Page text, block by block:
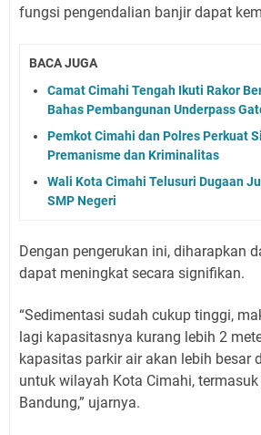
fungsi pengendalian banjir dapat
BACA JUGA
Camat Cimahi Tengah Ikuti Rakor
Bahas Pembangunan Underpass
Pemkot Cimahi dan Polres Perkuat
Premanisme dan Kriminalitas
Wali Kota Cimahi Telusuri Dugaan
SMP Negeri
Dengan pengerukan ini, diharapkan
dapat meningkat secara signifikan.
“Sedimentasi sudah cukup tinggi,
lagi kapasitasnya kurang lebih 2
kapasitas parkir air akan lebih besar
untuk wilayah Kota Cimahi,
Bandung,” ujarnya.